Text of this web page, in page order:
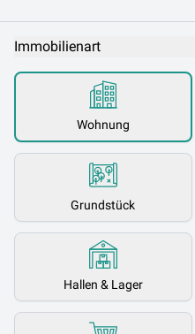
Immobilienart
Wohnung
Grundstück
Hallen & Lager